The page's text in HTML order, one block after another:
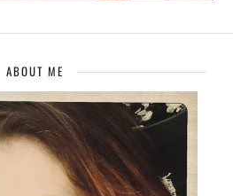
ABOUT ME